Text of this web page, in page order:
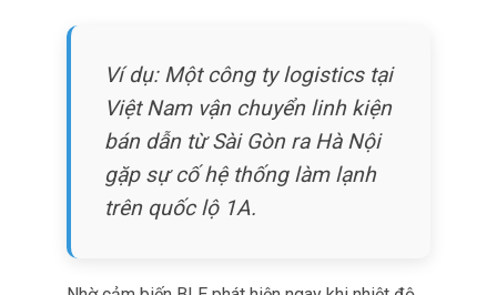
Cách tiếp cận tích hợp mang lại lợi ích đặc biệt
quan trọng cho lô hàng điện tử xuyên biên giới
di chuyển qua nhiều vùng khí hậu và cơ sở xử lý.
Khi phân tích sau vận chuyển phát hiện vượt
nhiệt độ, quản lý logistics xác định chính xác
đoạn nào của hành trình như kho nào, chậm trễ
gây ra vấn đề.